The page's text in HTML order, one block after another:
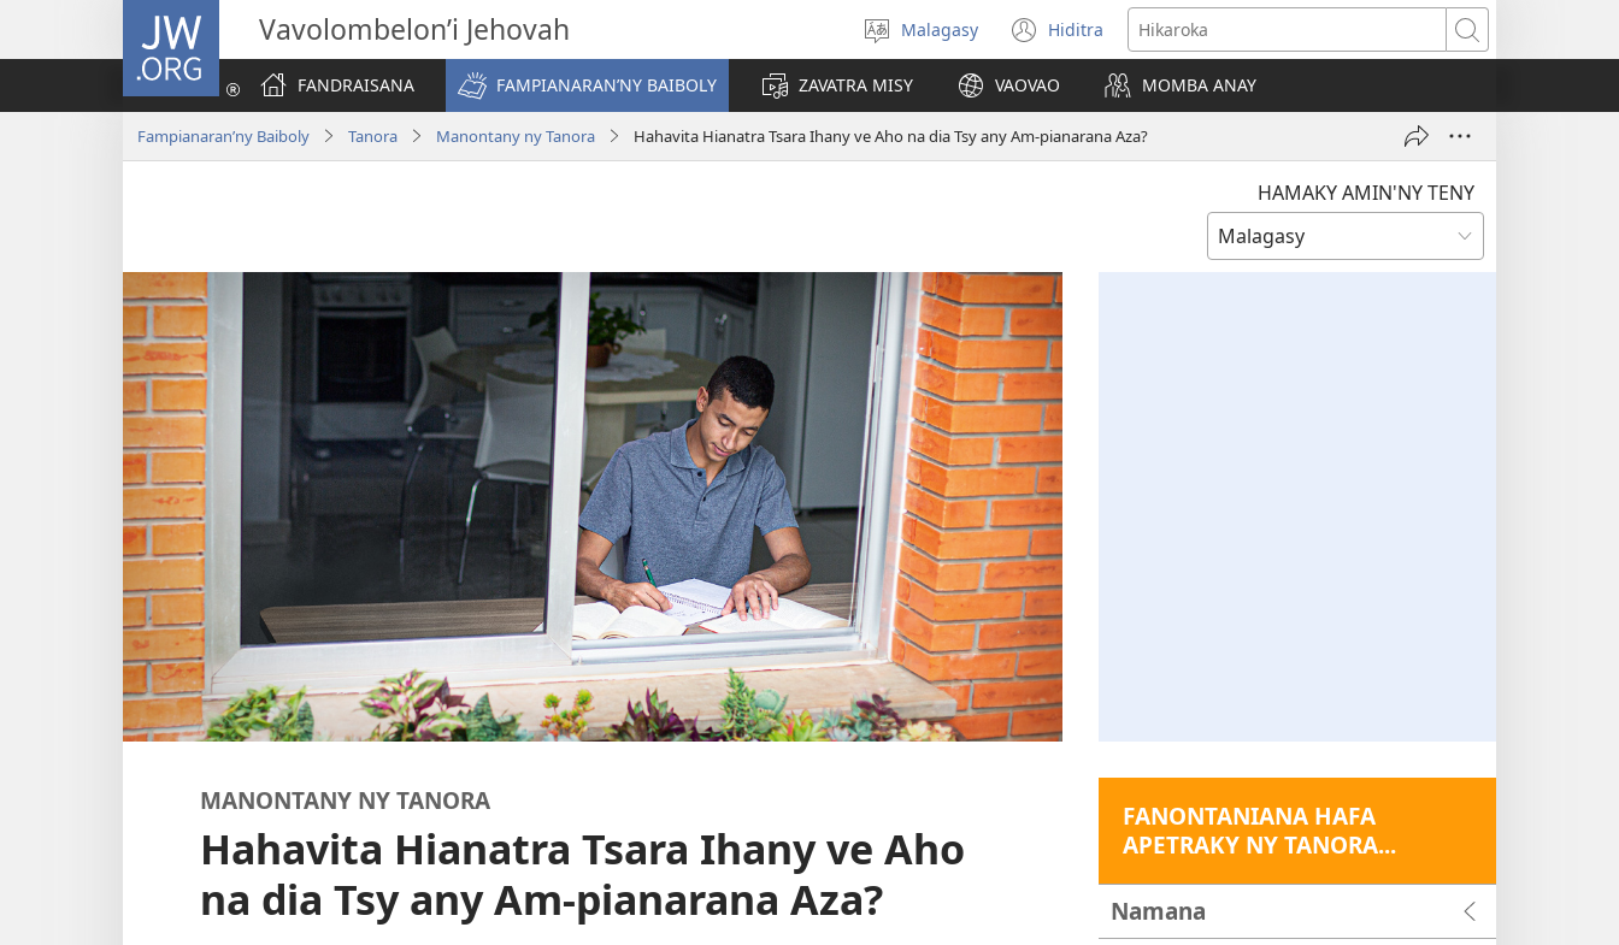
JW.ORG Vavolombelon’i Jehovah
Hifidy
fiteny
Malagasy Hiditra
(manokatra
rohy)
Hikaroka
FANDRAISANA
FAMPIANARAN’NY BAIBOLY ZAVATRA MISY VAOVAO MOMBA ANAY
Fampianaran’ny Baiboly Tanora Manontany ny Tanora Hahavita Hianatra Tsara Ihany ve Aho na dia Tsy any Am-pianarana Aza?
HAMAKY AMIN'NY TENY
MANONTANY NY TANORA
Hahavita Hianatra Tsara Ihany ve Aho
na dia Tsy any Am-pianarana Aza?
FANONTANIANA HAFA
APETRAKY NY TANORA...
Namana